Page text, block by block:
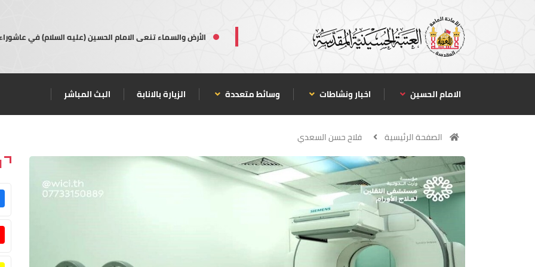
الأرض والسماء تنعى الامام الحسين (عليه السلام) في
الامام الحسين اخبار ونشاطات وسائط متعددة الزيارة بالانابة البث المباشر
الصفحة الرئيسية فلاح حسن السعدي